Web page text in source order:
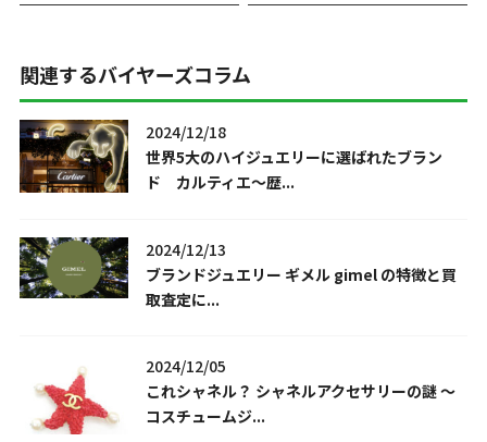
関連するバイヤーズコラム
2024/12/18
世界5大のハイジュエリーに選ばれたブラン
ド カルティエ～歴...
2024/12/13
ブランドジュエリー ギメル gimel の特徴と買
取査定に...
2024/12/05
これシャネル？ シャネルアクセサリーの謎 ～
コスチュームジ...